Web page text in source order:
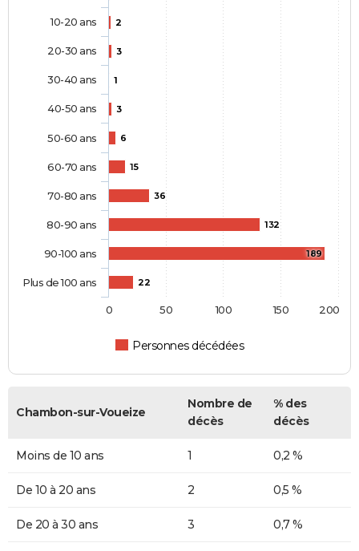
2
3
1
3
6
15
36
132
189
22
Personnes décédées
10-20 ans
20-30 ans
30-40 ans
40-50 ans
50-60 ans
60-70 ans
70-80 ans
80-90 ans
90-100 ans
Plus de 100 ans
0 50 100 150 200
Chambon-sur-Voueize
Nombre de
décès
% des
décès
Moins de 10 ans 1 0,2 %
De 10 à 20 ans 2 0,5 %
De 20 à 30 ans 3 0,7 %